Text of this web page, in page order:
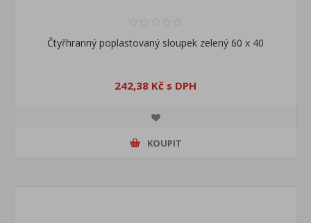
Čtyřhranný poplastovaný sloupek zelený 60 x 40
242,38 Kč s DPH
KOUPIT